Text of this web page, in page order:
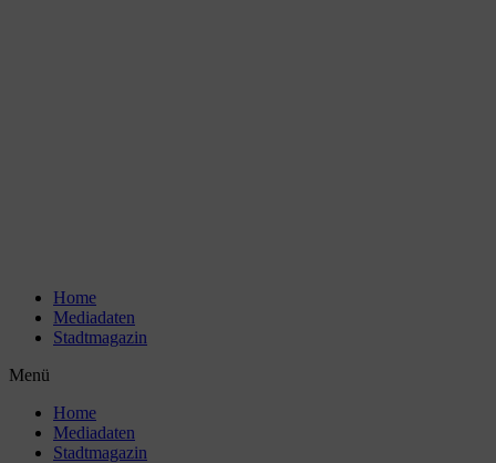
Home
Mediadaten
Stadtmagazin
Menü
Home
Mediadaten
Stadtmagazin